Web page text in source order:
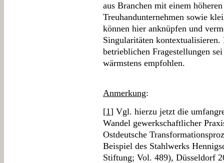
aus Branchen mit einem
Treuhandunternehmen sowie
können hier anknüpfen und
Singularitäten
betrieblichen Fragestellungen
wärmstens empfohlen.
Anmerkung:
[1] Vgl. hierzu jetzt die
Wandel gewerkschaftlicher
Ostdeutsche
Beispiel des Stahlwerks
Stiftung; Vol. 489), Düsseldorf